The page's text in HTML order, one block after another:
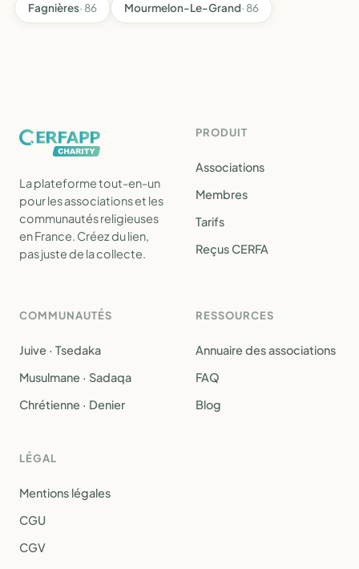
Fagnières· 86 Mourmelon-Le-Grand· 86
La plateforme tout-en-un
pour les associations et les
communautés religieuses
en France. Créez du lien,
pas juste de la collecte.
PRODUIT
Associations
Membres
Tarifs
Reçus CERFA
COMMUNAUTÉS
Juive · Tsedaka
Musulmane · Sadaqa
Chrétienne · Denier
RESSOURCES
Annuaire des associations
FAQ
Blog
LÉGAL
Mentions légales
CGU
CGV